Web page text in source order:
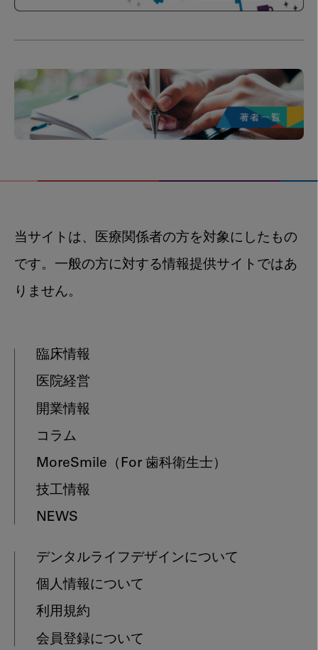
当サイトは、医療関係者の方を対象にしたもの
です。一般の方に対する情報提供サイトではあ
りません。
臨床情報
医院経営
開業情報
コラム
MoreSmile （For 歯科衛生士）
技工情報
NEWS
デンタルライフデザインについて
個人情報について
利用規約
会員登録について